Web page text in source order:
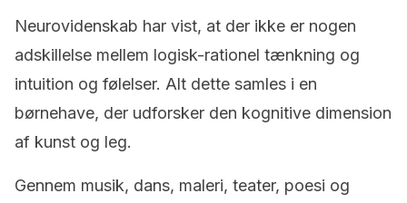
Neurovidenskab har vist, at der ikke er nogen
adskillelse mellem logisk-rationel tænkning og
intuition og følelser. Alt dette samles i en
børnehave, der udforsker den kognitive dimension
af kunst og leg.
Gennem musik, dans, maleri, teater, poesi og